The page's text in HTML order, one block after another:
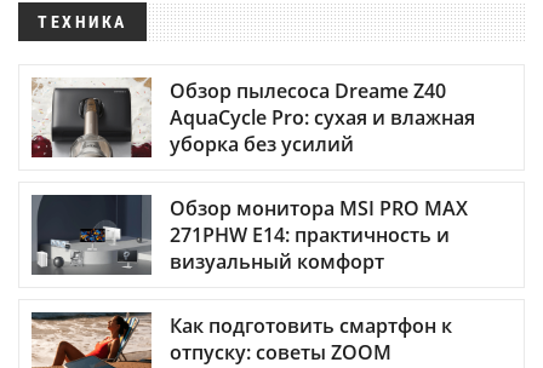
ТЕХНИКА
Обзор пылесоса Dreame Z40
AquaCycle Pro: сухая и влажная
уборка без усилий
Обзор монитора MSI PRO MAX
271PHW E14: практичность и
визуальный комфорт
Как подготовить смартфон к
отпуску: советы ZOOM